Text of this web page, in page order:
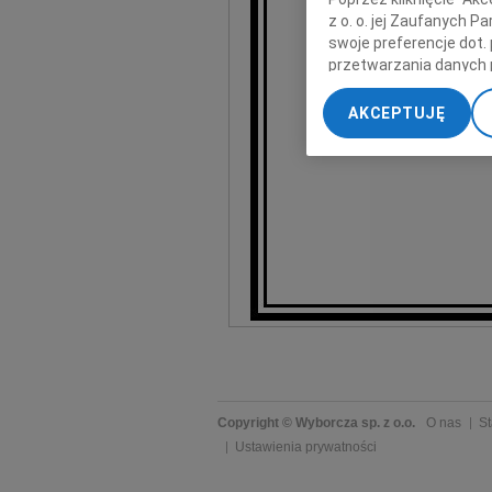
Msza pogrzebowa
o godzinie
Copyright © Wyborcza sp. z o.o. O nas
Ustawienia prywatności
z o. o. jej Zaufanych
swoje preferencje dot.
przetwarzania danych
„Ustawienia
My, nasi Zaufani
dokładnych danych
Przechowywanie
AKCEPTUJĘ